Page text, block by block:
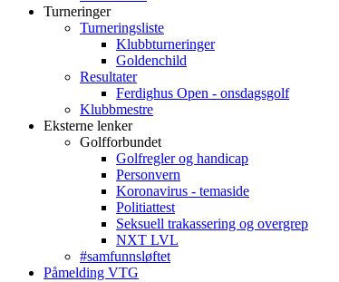
Turneringer
Turneringsliste
Klubbturneringer
Goldenchild
Resultater
Ferdighus Open - onsdagsgolf
Klubbmestre
Eksterne lenker
Golfforbundet
Golfregler og handicap
Personvern
Koronavirus - temaside
Politiattest
Seksuell trakassering og overgrep
NXT LVL
#samfunnsløftet
Påmelding VTG